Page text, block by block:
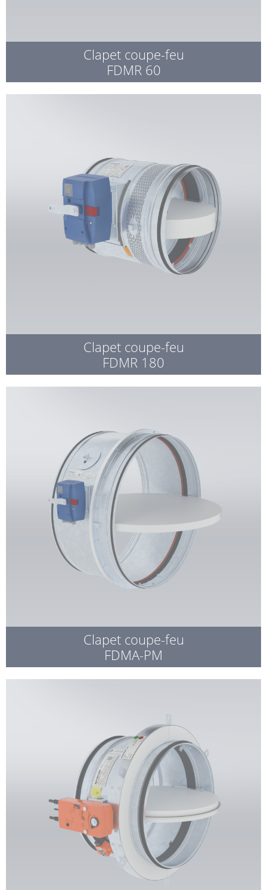
Clapet coupe-feu
FDMR 60
Clapet coupe-feu
FDMR 180
Clapet coupe-feu
FDMA-PM